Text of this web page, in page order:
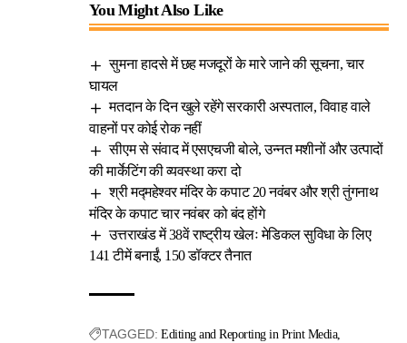
You Might Also Like
सुमना हादसे में छह मजदूरों के मारे जाने की सूचना, चार
घायल
मतदान के दिन खुले रहेंगे सरकारी अस्पताल, विवाह वाले
वाहनों पर कोई रोक नहीं
सीएम से संवाद में एसएचजी बोले, उन्नत मशीनों और उत्पादों
की मार्केटिंग की व्यवस्था करा दो
श्री मद्महेश्वर मंदिर के कपाट 20 नवंबर और श्री तुंगनाथ
मंदिर के कपाट चार नवंबर को बंद होंगे
उत्तराखंड में 38वें राष्ट्रीय खेलः मेडिकल सुविधा के लिए
141 टीमें बनाईं, 150 डॉक्टर तैनात
TAGGED: Editing and Reporting in Print Media